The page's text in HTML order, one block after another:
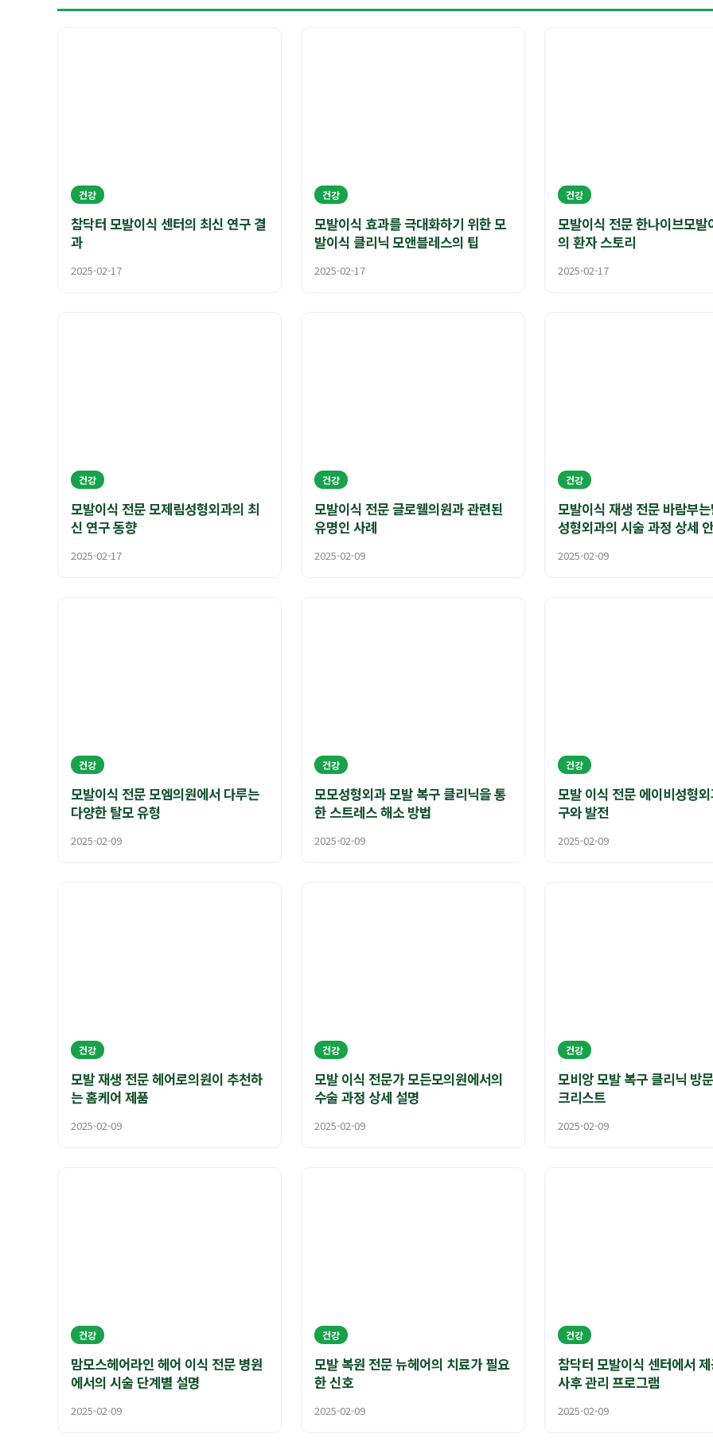
건강
참닥터 모발이식 센터의 최신 연구 결
과
2025-02-17
건강
모발이식 효과를 극대화하기 위한 모
발이식 클리닉 모앤블레스의 팁
2025-02-17
건강
모발이식 전문 한나이브모발
의 환자 스토리
2025-02-17
건강
모발이식 전문 모제림성형외과의 최
신 연구 동향
2025-02-17
건강
모발이식 전문 글로웰의원과 관련된
유명인 사례
2025-02-09
건강
모발이식 재생 전문 바람부
성형외과의 시술 과정 상세
2025-02-09
건강
모발이식 전문 모엠의원에서 다루는
다양한 탈모 유형
2025-02-09
건강
모모성형외과 모발 복구 클리닉을 통
한 스트레스 해소 방법
2025-02-09
건강
모발 이식 전문 에이비성형
구와 발전
2025-02-09
건강
모발 재생 전문 헤어로의원이 추천하
는 홈케어 제품
2025-02-09
건강
모발 이식 전문가 모든모의원에서의
수술 과정 상세 설명
2025-02-09
건강
모비앙 모발 복구 클리닉 방
크리스트
2025-02-09
건강
맘모스헤어라인 헤어 이식 전문 병원
에서의 시술 단계별 설명
2025-02-09
건강
모발 복원 전문 뉴헤어의 치료가 필요
한 신호
2025-02-09
건강
참닥터 모발이식 센터에서
사후 관리 프로그램
2025-02-09